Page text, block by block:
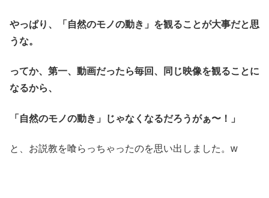
やっぱり、「自然のモノの動き」を観ることが大事だと思
うな。
ってか、第一、動画だったら毎回、同じ映像を観ることに
なるから、
「自然のモノの動き」じゃなくなるだろうがぁ〜！」
と、お説教を喰らっちゃったのを思い出しました。w